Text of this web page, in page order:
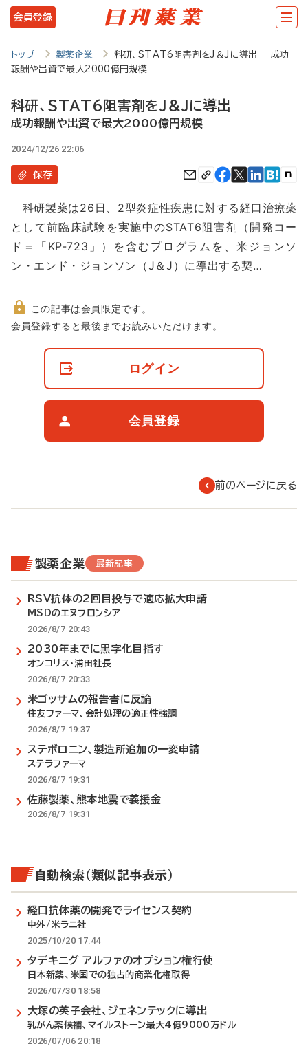
メ
イ
ン
テ
ツ
に
動
会員登録
トップ 製薬企業
科研、STAT6阻害剤をJ＆Jに導出 成功
報酬や出資で最大2000億円規模
科研、STAT6阻害剤をJ＆Jに導出
成功報酬や出資で最大2000億円規模
2024/12/26 22:06
保存
科研製薬は26日、2型炎症性疾患に対する経口治療薬
として前臨床試験を実施中のSTAT6阻害剤（開発コー
ド＝「KP-723」）を含むプログラムを、米ジョンソ
ン・エンド・ジョンソン（J＆J）に導出する契…
非
この記事は会員限定です。
会員登録すると最後までお読みいただけます。
ログイン
会員登録
前のページに戻る
製薬企業 最新記事
RSV抗体の2回目投与で適応拡大申請
MSDのエヌフロンシア
2026/8/7 20:43
2030年までに黒字化目指す
オンコリス・浦田社長
2026/8/7 20:33
米ゴッサムの報告書に反論
住友ファーマ、会計処理の適正性強調
2026/8/7 19:37
ステボロニン、製造所追加の一変申請
ステラファーマ
2026/8/7 19:31
佐藤製薬、熊本地震で義援金
2026/8/7 19:31
自動検索（類似記事表示）
経口抗体薬の開発でライセンス契約
中外/米ラニ社
2025/10/20 17:44
タデキニグ アルファのオプション権行使
日本新薬、米国での独占的商業化権取得
2026/07/30 18:58
大塚の英子会社、ジェネンテックに導出
乳がん薬候補、マイルストーン最大4億9000万ドル
2026/07/06 20:18